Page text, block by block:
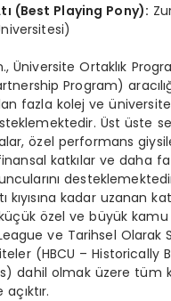
(Best Playing Pony):
Üniversite Ortaklık
Program)
fazla kolej ve
Üst üste
özel performans
katkılar ve daha
kıyısına kadar uzanan
özel ve büyük kamu
ve Tarihsel Olarak
(HBCU – Historically
dahil olmak üzere tüm